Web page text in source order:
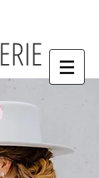
ERIE